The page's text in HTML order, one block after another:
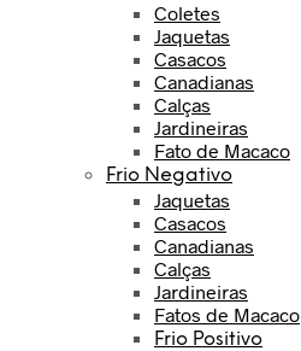
Coletes
Jaquetas
Casacos
Canadianas
Calças
Jardineiras
Fato de Macaco
Frio Negativo
Jaquetas
Casacos
Canadianas
Calças
Jardineiras
Fatos de Macaco
Frio Positivo